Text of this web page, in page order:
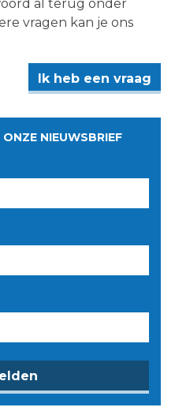
al terug onder
vragen kan je ons
Ik heb een vraag
NIEUWSBRIEF